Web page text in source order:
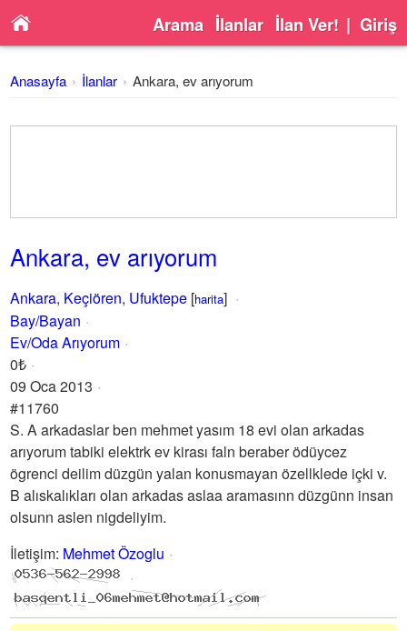
Arama İlanlar İlan Ver! | Giriş
Anasayfa İlanlar Ankara, ev arıyorum
Ankara, ev arıyorum
Ankara, Keçiören, Ufuktepe [harita]
Bay/Bayan
Ev/Oda Arıyorum
0₺
09 Oca 2013
#11760
S. A arkadaslar ben mehmet yasım 18 evi olan arkadas
arıyorum tabiki elektrk ev kirası faln beraber ödüycez
ögrenci deilim düzgün yalan konusmayan özellklede içki v.
B alıskalıkları olan arkadas aslaa aramasınn düzgünn insan
olsunn aslen nigdeliyim.
İletişim: Mehmet Özoglu